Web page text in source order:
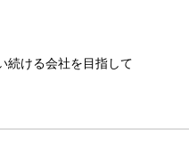
続ける会社を目指して